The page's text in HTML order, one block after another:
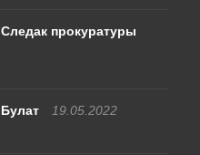
Следак прокуратуры
Булат
19.05.2022